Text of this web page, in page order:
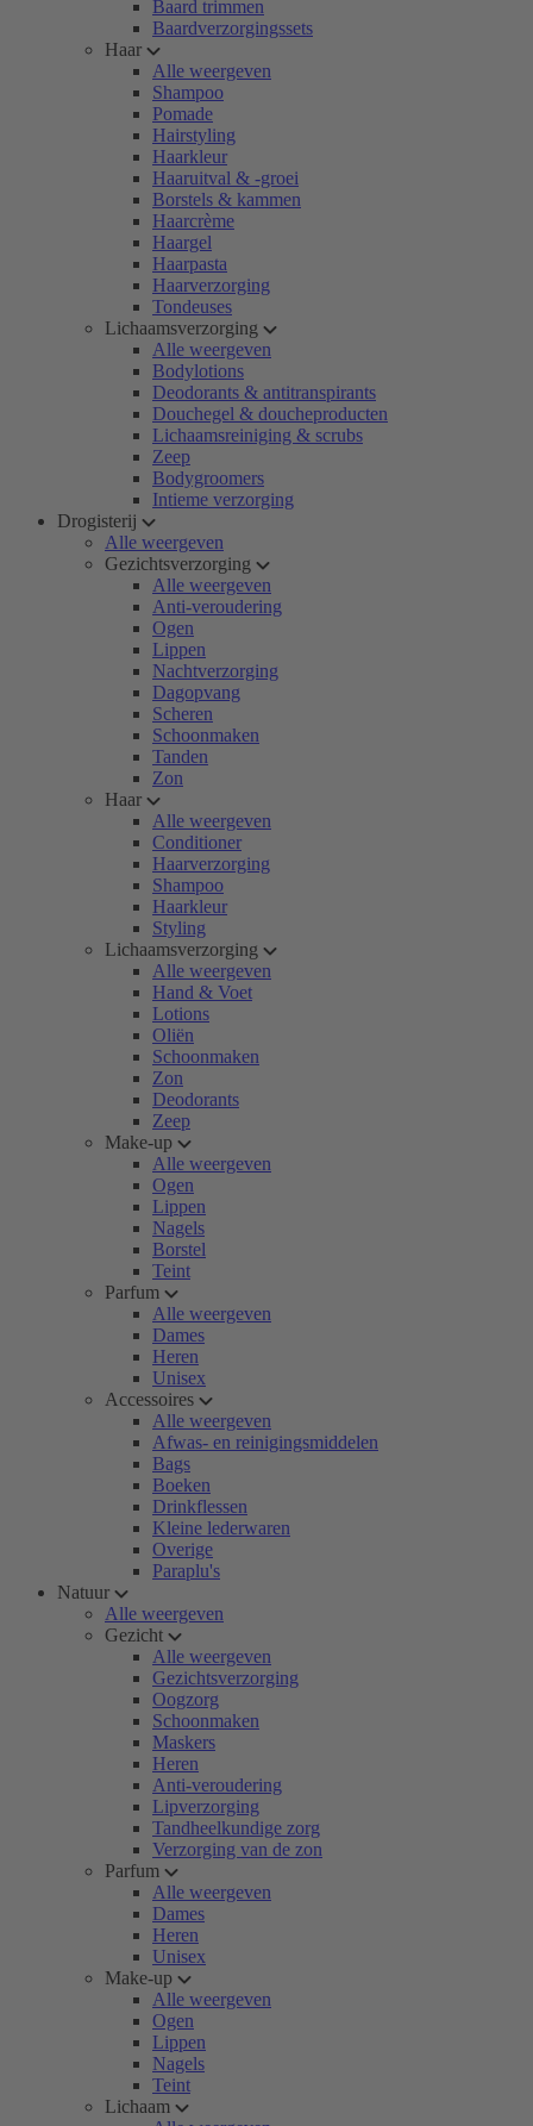
Baard trimmen
Baardverzorgingssets
Haar
Alle weergeven
Shampoo
Pomade
Hairstyling
Haarkleur
Haaruitval & -groei
Borstels & kammen
Haarcrème
Haargel
Haarpasta
Haarverzorging
Tondeuses
Lichaamsverzorging
Alle weergeven
Bodylotions
Deodorants & antitranspirants
Douchegel & doucheproducten
Lichaamsreiniging & scrubs
Zeep
Bodygroomers
Intieme verzorging
Drogisterij
Alle weergeven
Gezichtsverzorging
Alle weergeven
Anti-veroudering
Ogen
Lippen
Nachtverzorging
Dagopvang
Scheren
Schoonmaken
Tanden
Zon
Haar
Alle weergeven
Conditioner
Haarverzorging
Shampoo
Haarkleur
Styling
Lichaamsverzorging
Alle weergeven
Hand & Voet
Lotions
Oliën
Schoonmaken
Zon
Deodorants
Zeep
Make-up
Alle weergeven
Ogen
Lippen
Nagels
Borstel
Teint
Parfum
Alle weergeven
Dames
Heren
Unisex
Accessoires
Alle weergeven
Afwas- en reinigingsmiddelen
Bags
Boeken
Drinkflessen
Kleine lederwaren
Overige
Paraplu's
Natuur
Alle weergeven
Gezicht
Alle weergeven
Gezichtsverzorging
Oogzorg
Schoonmaken
Maskers
Heren
Anti-veroudering
Lipverzorging
Tandheelkundige zorg
Verzorging van de zon
Parfum
Alle weergeven
Dames
Heren
Unisex
Make-up
Alle weergeven
Ogen
Lippen
Nagels
Teint
Lichaam